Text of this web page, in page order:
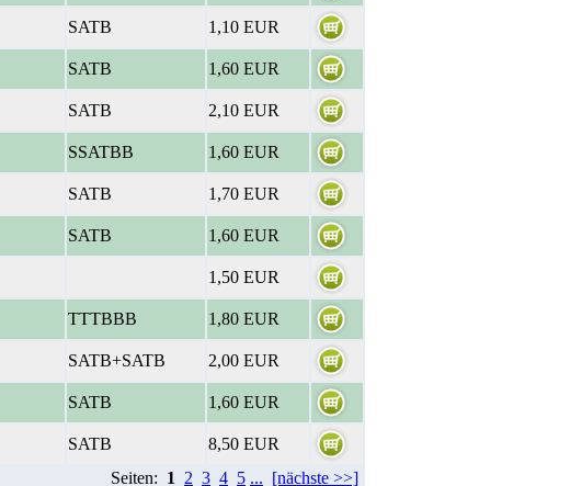
SATB
1,10 EUR
SATB
1,60 EUR
SATB
2,10 EUR
SSATBB
1,60 EUR
SATB
1,70 EUR
SATB
1,60 EUR
1,50 EUR
TTTBBB
1,80 EUR
SATB+SATB
2,00 EUR
SATB
1,60 EUR
SATB
8,50 EUR
Seiten: 1 2 3 4 5 ... [nächste >>]